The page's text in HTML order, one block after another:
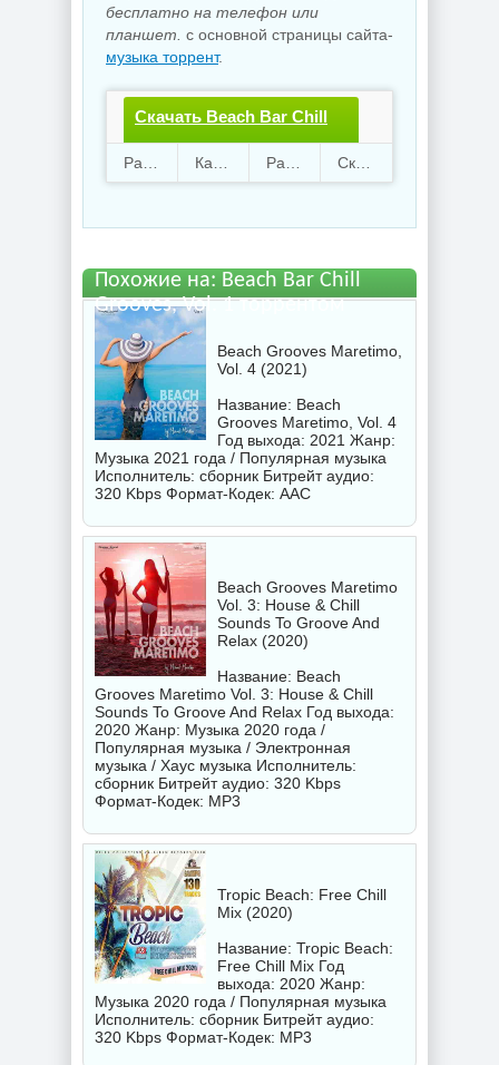
бесплатно на телефон или
планшет. с основной страницы сайта-
музыка торрент.
Скачать Beach Bar Chill
Grooves, Vol. 1.torrent
108 89 364.41 Mb
Похожие на: Beach Bar Chill
Grooves, Vol. 1 торрентом
Beach Grooves Maretimo,
Vol. 4 (2021)
Название: Beach
Grooves Maretimo, Vol. 4
Год выхода: 2021 Жанр:
Музыка 2021 года / Популярная музыка
Исполнитель: сборник Битрейт аудио:
320 Kbps Формат-Кодек: AAC
Beach Grooves Maretimo
Vol. 3: House & Chill
Sounds To Groove And
Relax (2020)
Название: Beach
Grooves Maretimo Vol. 3: House & Chill
Sounds To Groove And Relax Год выхода:
2020 Жанр: Музыка 2020 года /
Популярная музыка / Электронная
музыка / Хаус музыка Исполнитель:
сборник Битрейт аудио: 320 Kbps
Формат-Кодек: MP3
Tropic Beach: Free Chill
Mix (2020)
Название: Tropic Beach:
Free Chill Mix Год
выхода: 2020 Жанр:
Музыка 2020 года / Популярная музыка
Исполнитель: сборник Битрейт аудио:
320 Kbps Формат-Кодек: MP3